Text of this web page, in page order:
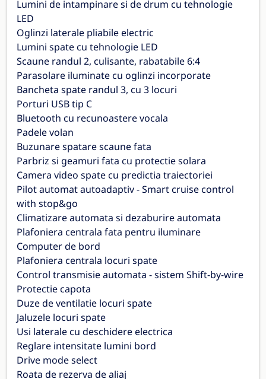
Lumini de intampinare si de drum cu tehnologie
LED
Oglinzi laterale pliabile electric
Lumini spate cu tehnologie LED
Scaune randul 2, culisante, rabatabile 6:4
Parasolare iluminate cu oglinzi incorporate
Bancheta spate randul 3, cu 3 locuri
Porturi USB tip C
Bluetooth cu recunoastere vocala
Padele volan
Buzunare spatare scaune fata
Parbriz si geamuri fata cu protectie solara
Camera video spate cu predictia traiectoriei
Pilot automat autoadaptiv - Smart cruise control
with stop&go
Climatizare automata si dezaburire automata
Plafoniera centrala fata pentru iluminare
Computer de bord
Plafoniera centrala locuri spate
Control transmisie automata - sistem Shift-by-wire
Protectie capota
Duze de ventilatie locuri spate
Jaluzele locuri spate
Usi laterale cu deschidere electrica
Reglare intensitate lumini bord
Drive mode select
Roata de rezerva de aliaj